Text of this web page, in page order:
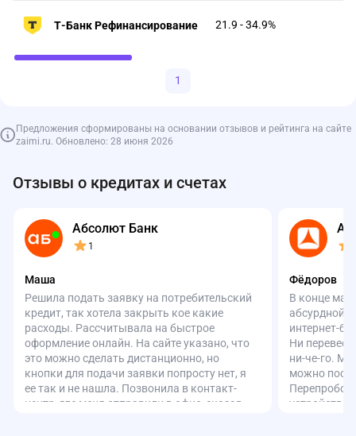
Т-Банк Рефинансирование 21.9 - 34.9%
1
Предложения сформированы на основании отзывов и рейтинга на сайте
zaimi.ru. Обновлено: 28 июня 2026
Отзывы о кредитах и счетах
Абсолют Банк
1
Маша
Решила подать заявку на потребительский
кредит, так хотела закрыть кое какие
расходы. Рассчитывала на быстрое
оформление онлайн. На сайте указано, что
это можно сделать дистанционно, но
кнопки для подачи заявки попросту нет, я
ее так и не нашла. Позвонила в контакт-
центр, где меня отправили в офис, сказав,
Фёдоров
В конце
абсурдной
интернет-
Ни
ни-че-го.
можно